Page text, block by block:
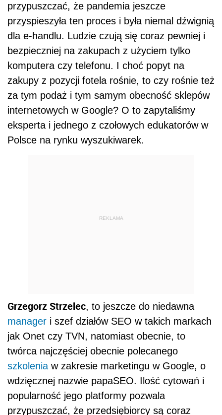
przypuszczać, że pandemia jeszcze
przyspieszyła ten proces i była niemal dźwignią
dla e-handlu. Ludzie czują się coraz pewniej i
bezpieczniej na zakupach z użyciem tylko
komputera czy telefonu. I choć popyt na
zakupy z pozycji fotela rośnie, to czy rośnie też
za tym podaż i tym samym obecność sklepów
internetowych w Google? O to zapytaliśmy
eksperta i jednego z czołowych edukatorów w
Polsce na rynku wyszukiwarek.
REKLAMA
Grzegorz Strzelec, to jeszcze do niedawna
manager i szef działów SEO w takich markach
jak Onet czy TVN, natomiast obecnie, to
twórca najczęściej obecnie polecanego
szkolenia w zakresie marketingu w Google, o
wdzięcznej nazwie papaSEO. Ilość cytowań i
popularność jego platformy pozwala
przypuszczać, że przedsiębiorcy są coraz